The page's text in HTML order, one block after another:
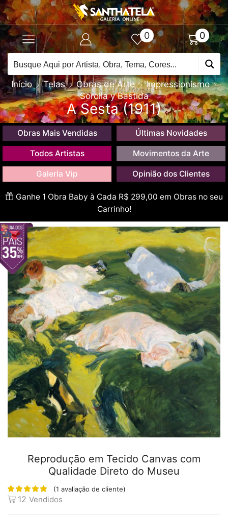
0 0
Início Telas Obras de Arte
Impressionismo
Sorolla y Bastida
A Sesta (1911)
Obras Mais Vendidas Últimas Novidades
Todos Artistas Movimentos da Arte
Galeria Vip Opinião dos Clientes
Ganhe 1 Obra Baby à Cada R$ 299,00 em Obras no seu
Carrinho!
Reprodução em Tecido Canvas com
Qualidade Direto do Museu
(1 avaliação de cliente)
12 Vendidos